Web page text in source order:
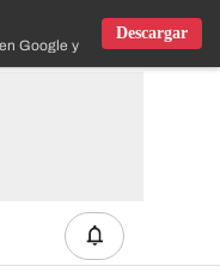
Google y IOS
Descargar